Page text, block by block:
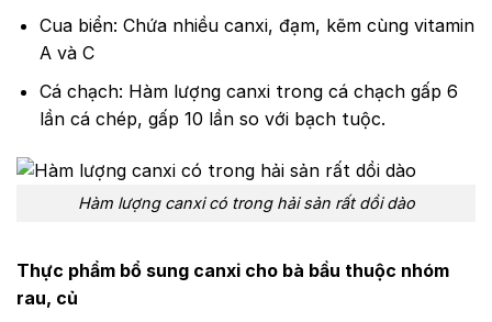
Cua biển: Chứa nhiều canxi, đạm, kẽm cùng vitamin
A và C
Cá chạch: Hàm lượng canxi trong cá chạch gấp 6
lần cá chép, gấp 10 lần so với bạch tuộc.
Hàm lượng canxi có trong hải sản rất dồi dào
Thực phẩm bổ sung canxi cho bà bầu thuộc nhóm
rau, củ